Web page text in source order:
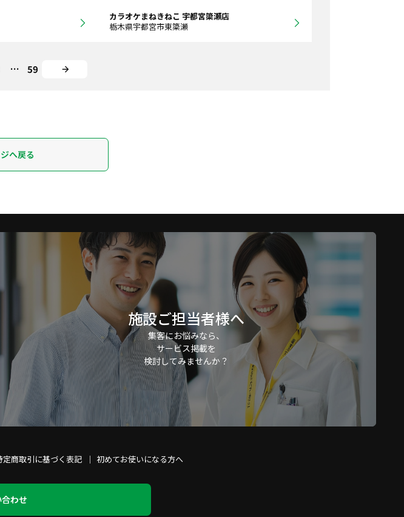
カラオケまねきねこ 宇都宮簗瀬店
栃木県宇都宮市東簗瀬
… 59
へ戻る
施設ご担当者様へ
集客にお悩みなら、
サービス掲載を
検討してみませんか？
定商取引に基づく表記 初めてお使いになる方へ
わせ